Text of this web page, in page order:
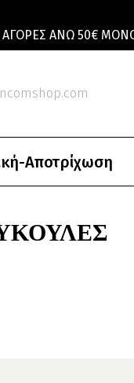
ΆΝΩ 50€
Αποτρίχωση